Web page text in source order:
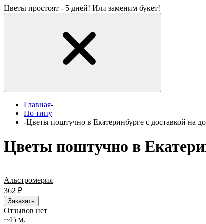
Цветы простоят - 5 дней! Или заменим букет!
Главная-
По типу
-Цветы поштучно в Екатеринбурге с доставкой на
Цветы поштучно в
Альстромерия
362 ₽
Заказать
Отзывов нет
~45 м.